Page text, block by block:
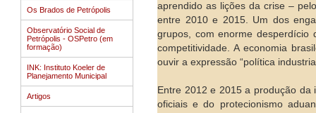
Os Brados de Petrópolis
Observatório Social de
Petrópolis - OSPetro (em
formação)
INK: Instituto Koeler de
Planejamento Municipal
Artigos
aprendido as lições da crise –
entre 2010 e 2015. Um dos
grupos, com enorme desperdício
competitividade. A economia
ouvir a expressão “política
Entre 2012 e 2015 a produção
oficiais e do protecionismo